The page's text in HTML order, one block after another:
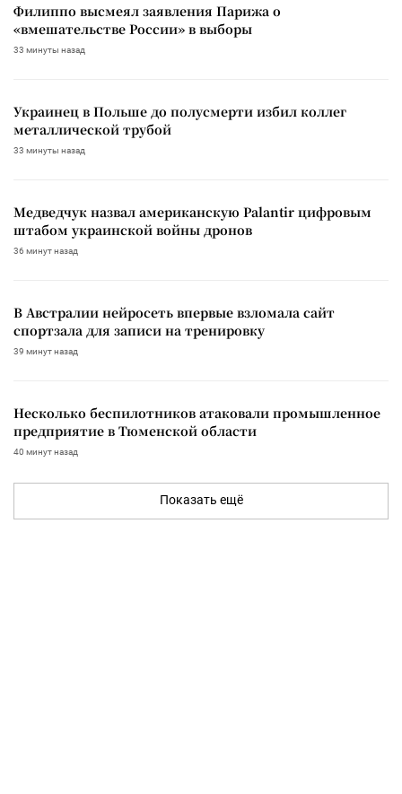
Филиппо высмеял заявления Парижа о
«вмешательстве России» в выборы
33 минуты назад
Украинец в Польше до полусмерти избил коллег
металлической трубой
33 минуты назад
Медведчук назвал американскую Palantir цифровым
штабом украинской войны дронов
36 минут назад
В Австралии нейросеть впервые взломала сайт
спортзала для записи на тренировку
39 минут назад
Несколько беспилотников атаковали промышленное
предприятие в Тюменской области
40 минут назад
Показать ещё